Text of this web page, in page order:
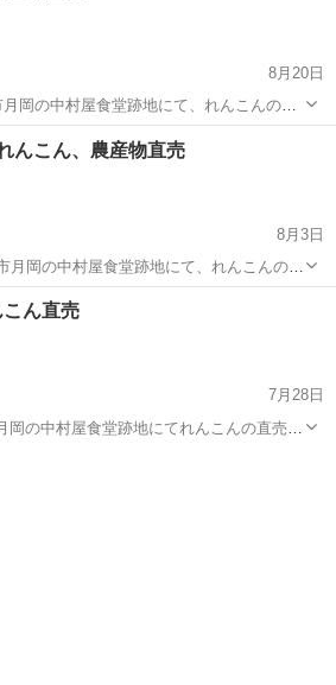
8月20日
岡の中村屋食堂跡地にて、れんこんの直
こん、農産物直売
8月3日
月岡の中村屋食堂跡地にて、れんこんの直
食堂
ん直売
7月28日
岡の中村屋食堂跡地にてれんこんの直売を